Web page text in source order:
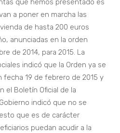
que hemos presentado es
a poner en marcha las
de hasta 200 euros
anunciadas en la orden
de 2014, para 2015. La
indicó que la Orden ya se
fecha 19 de febrero de 2015 y
el Boletín Oficial de la
indicó que no se
que es de carácter
puedan acudir a la